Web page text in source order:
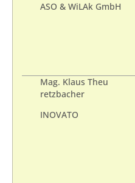
ASO & WiLAk GmbH
Mag. Klaus Theu
retzbacher
INOVATO